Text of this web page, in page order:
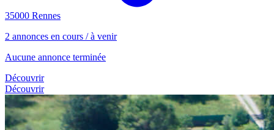
35000 Rennes
2 annonces en cours / à venir
Aucune annonce terminée
Découvrir
Découvrir